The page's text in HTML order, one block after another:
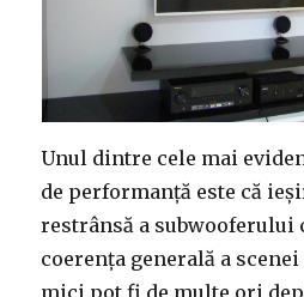
Unul dintre cele mai
de performanță este că
restrânsă a subwooferului
coerența generală a